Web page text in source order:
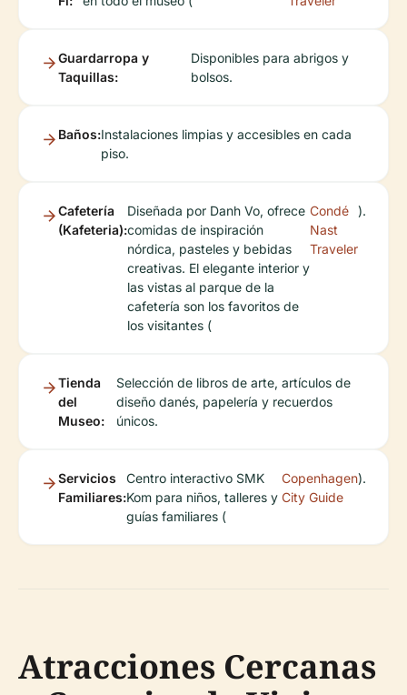
Guardarropa y
Taquillas:
Disponibles para abrigos y
bolsos.
Baños:Instalaciones limpias y accesibles en cada
piso.
Cafetería
(Kafeteria):
Diseñada por Danh Vo, ofrece
comidas de inspiración
nórdica, pasteles y bebidas
creativas. El elegante interior y
las vistas al parque de la
cafetería son los favoritos de
los visitantes (
Condé
Nast
Traveler
).
Tienda
del
Museo:
Selección de libros de arte, artículos de
diseño danés, papelería y recuerdos
únicos.
Servicios
Familiares:
Centro interactivo SMK
Kom para niños, talleres y
guías familiares (
Copenhagen
City Guide
).
Atracciones Cercanas